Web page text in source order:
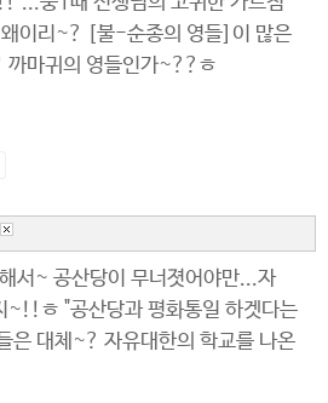
이리~? [불-순종의 영들]이 많은
마귀의 영들인가~??ㅎ
서~ 공산당이 무너졋어야만...자
~!!ㅎ "공산당과 평화통일 하겟다는
대체~? 자유대한의 학교를 나온